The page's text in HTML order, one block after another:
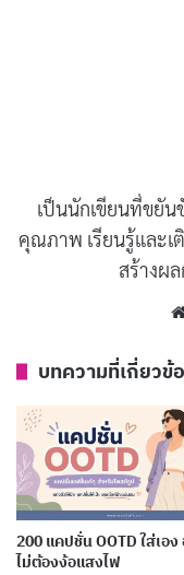
ยิ้มให้โลก โลก
ยิ้มไว้สิ เดี๋ยว
มีความสุขกับ
ชีวิตมีขึ้นมีลง
สุขอยู่ที่ใจ ยิ้ม
ยิ้มเข้าไว้ เดี๋ย
ยิ้มคือพลังบว
เป็นนักเขียนที่ขยั
คุณภาพ เรียนรู้และเ
สร้างผ
บทความที่เกี่ยวข้
200 แคปชั่น OOTD ใส่เอง
ไม่ต้องง้อแสงไฟ